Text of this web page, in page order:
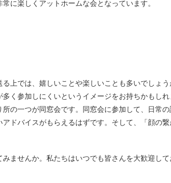
に楽しくアットホームな会となっています。
上では、嬉しいことや楽しいことも多いでしょ
く参加しにくいというイメージをお持ちかもし
の一つが同窓会です。同窓会に参加して、日常
ドバイスがもらえるはずです。そして、「顔の
ませんか。私たちはいつでも皆さんを大歓迎し